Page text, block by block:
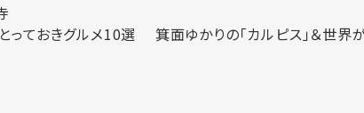
っておきグルメ10選 箕面ゆかりの「カルピス」＆世界